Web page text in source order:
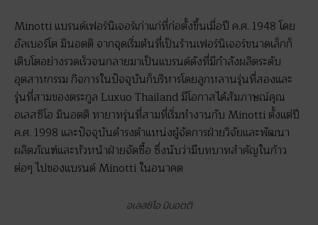
Minotti แบรนด์เฟอร์นิเจอร์เก่าแก่ที่ก่อตั้งขึ้นเมื่อปี ค.ศ. 1948 โดย
อัลเบอร์โต มินอตติ จากจุดเริ่มต้นที่เป็นร้านเฟอร์นิเจอร์ขนาดเล็กก็
เติบโตอย่างรวดเร็วจนกลายมาเป็นแบรนด์ดังที่มีกำลังผลิตระดับ
อุตสาหกรรม กิจการในปัจจุบันก็บริหารโดยลูกหลานรุ่นที่สองและ
รุ่นที่สามของตระกูล Luxuo Thailand มีโอกาสได้สัมภาษณ์คุณ
อเลสซิโอ มินอตติ ทายาทรุ่นที่สามที่เริ่มทำงานกับ Minotti ตั้งแต่ปี
ค.ศ. 1998 และปัจจุบันดำรงตำแหน่งผู้จัดการฝ่ายวิจัยและพัฒนา
ผลิตภัณฑ์และหัวหน้าฝ่ายจัดซื้อ ซึ่งนับว่ามีบทบาทสำคัญในก้าว
ต่อๆ ไปของแบรนด์ Minotti ในอนาคต
อเลสซิโอ มินอตติ